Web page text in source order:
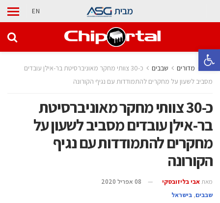
פתח סרגל נגישות
מבית EN
בית מדורים ‫שבבים‬
כ-30 צוותי מחקר מאוניברסיטת בר-אילן עובדים
מסביב לשעון על מחקרים להתמודדות עם נגיף הקורונה
כ-30 צוותי מחקר מאוניברסיטת
בר-אילן עובדים מסביב לשעון על
מחקרים להתמודדות עם נגיף
הקורונה
מאת אבי בליזובסקי
08 אפריל 2020
‫שבבים‬, בישראל